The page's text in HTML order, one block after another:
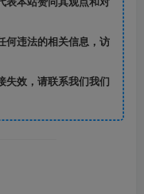
何违法的相关信息，访
失效，请联系我们我们